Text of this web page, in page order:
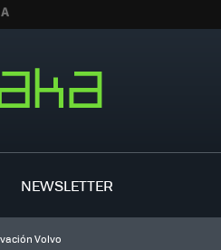
NEWSLETTER
Volvo